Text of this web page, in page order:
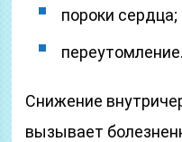
пороки сердца;
переутомление.
Снижение
вызывает